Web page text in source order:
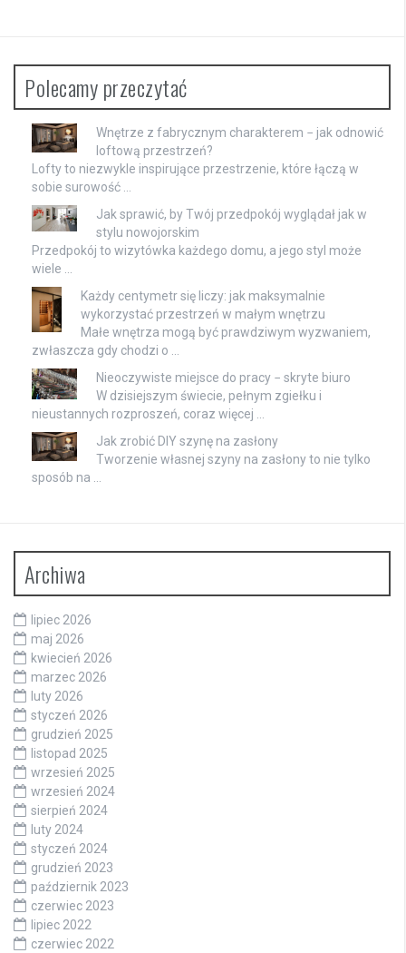
Polecamy przeczytać
Wnętrze z fabrycznym charakterem − jak odnowić
loftową przestrzeń?
Lofty to niezwykle inspirujące przestrzenie, które łączą w
sobie surowość …
Jak sprawić, by Twój przedpokój wyglądał jak w
stylu nowojorskim
Przedpokój to wizytówka każdego domu, a jego styl może
wiele …
Każdy centymetr się liczy: jak maksymalnie
wykorzystać przestrzeń w małym wnętrzu
Małe wnętrza mogą być prawdziwym wyzwaniem,
zwłaszcza gdy chodzi o …
Nieoczywiste miejsce do pracy − skryte biuro
W dzisiejszym świecie, pełnym zgiełku i
nieustannych rozproszeń, coraz więcej …
Jak zrobić DIY szynę na zasłony
Tworzenie własnej szyny na zasłony to nie tylko
sposób na …
Archiwa
lipiec 2026
maj 2026
kwiecień 2026
marzec 2026
luty 2026
styczeń 2026
grudzień 2025
listopad 2025
wrzesień 2025
wrzesień 2024
sierpień 2024
luty 2024
styczeń 2024
grudzień 2023
październik 2023
czerwiec 2023
lipiec 2022
czerwiec 2022